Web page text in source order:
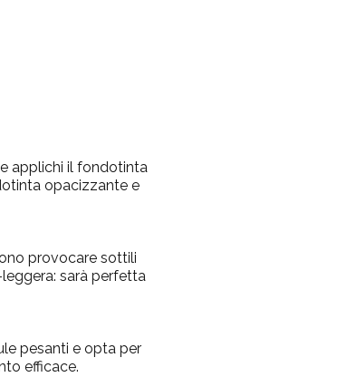
applichi il fondotinta
opacizzante e
provocare sottili
sarà perfetta
pesanti e opta per
efficace.